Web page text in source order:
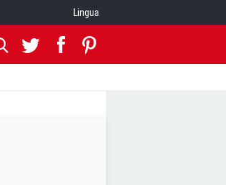
Lingua